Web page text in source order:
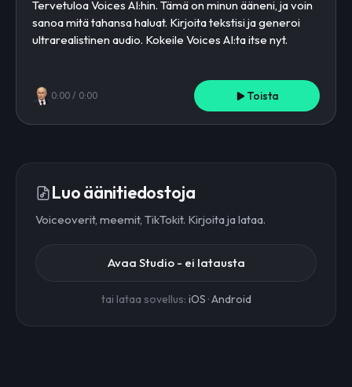
0:00 / 0:00 Toista
Luo äänitiedostoja
Voiceoverit, meemit, TikTokit. Kirjoita ja lataa.
Avaa Studio - ei latausta
tai lataa sovellus: iOS ·Android